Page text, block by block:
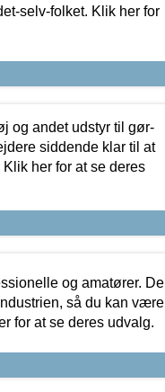
selv-folket. Klik her for
og andet udstyr til gør-
siddende klar til at
her for at se deres
og amatører. De
så du kan være
for at se deres udvalg.